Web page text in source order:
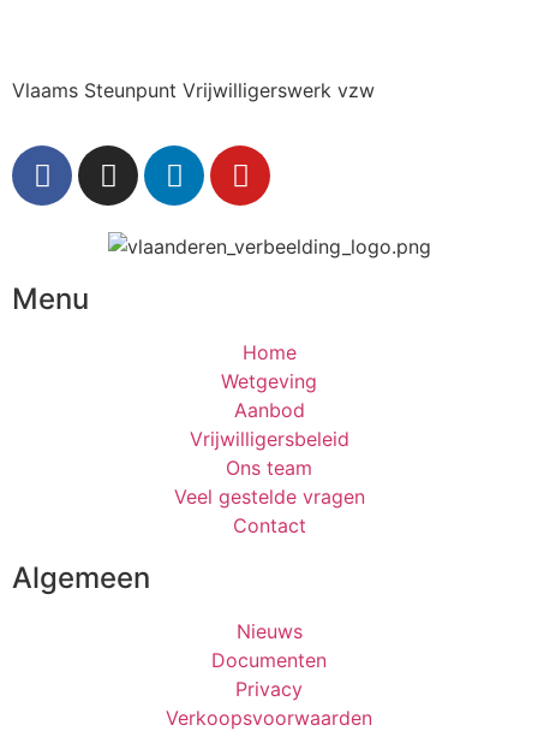
Vlaams Steunpunt Vrijwilligerswerk vzw
Menu
Home
Wetgeving
Aanbod
Vrijwilligersbeleid
Ons team
Veel gestelde vragen
Contact
Algemeen
Nieuws
Documenten
Privacy
Verkoopsvoorwaarden